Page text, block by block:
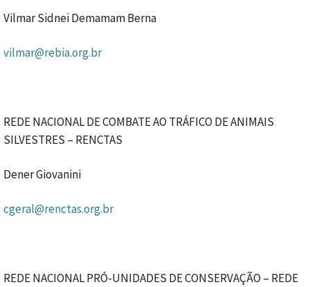
Vilmar Sidnei Demamam Berna
vilmar@rebia.org.br
REDE NACIONAL DE COMBATE AO TRÁFICO DE ANIMAIS
SILVESTRES – RENCTAS
Dener Giovanini
cgeral@renctas.org.br
REDE NACIONAL PRÓ-UNIDADES DE CONSERVAÇÃO – REDE